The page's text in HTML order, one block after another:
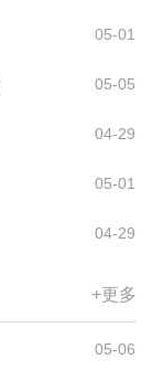
05-01
05-05
04-29
05-01
04-29
+更多
05-06